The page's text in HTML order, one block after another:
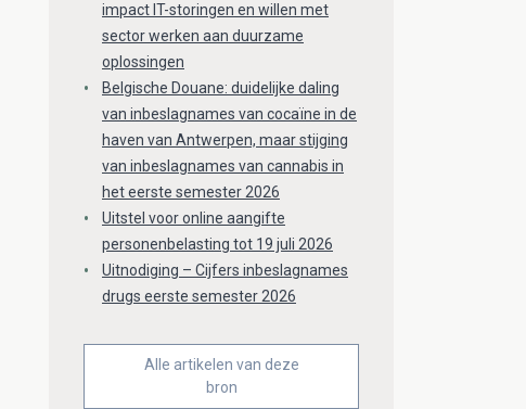
impact IT-storingen en willen met
sector werken aan duurzame
oplossingen
Belgische Douane: duidelijke daling
van inbeslagnames van cocaïne in de
haven van Antwerpen, maar stijging
van inbeslagnames van cannabis in
het eerste semester 2026
Uitstel voor online aangifte
personenbelasting tot 19 juli 2026
Uitnodiging – Cijfers inbeslagnames
drugs eerste semester 2026
Alle artikelen van deze
bron